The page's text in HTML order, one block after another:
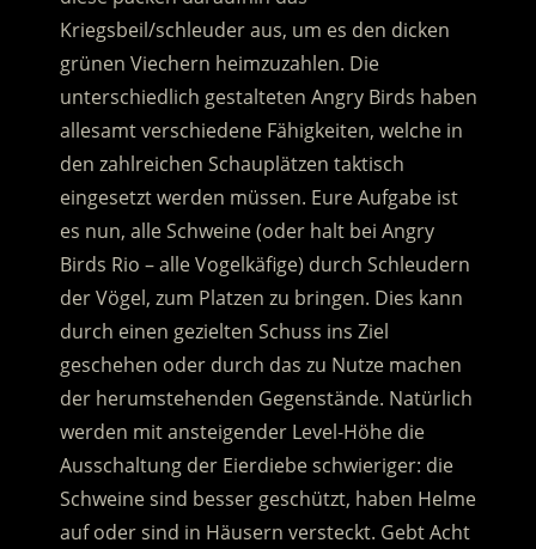
Kriegsbeil/schleuder aus, um es den dicken
grünen Viechern heimzuzahlen. Die
unterschiedlich gestalteten Angry Birds haben
allesamt verschiedene Fähigkeiten, welche in
den zahlreichen Schauplätzen taktisch
eingesetzt werden müssen. Eure Aufgabe ist
es nun, alle Schweine (oder halt bei Angry
Birds Rio – alle Vogelkäfige) durch Schleudern
der Vögel, zum Platzen zu bringen. Dies kann
durch einen gezielten Schuss ins Ziel
geschehen oder durch das zu Nutze machen
der herumstehenden Gegenstände. Natürlich
werden mit ansteigender Level-Höhe die
Ausschaltung der Eierdiebe schwieriger: die
Schweine sind besser geschützt, haben Helme
auf oder sind in Häusern versteckt. Gebt Acht